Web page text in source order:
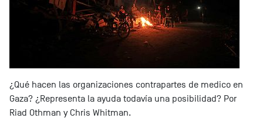
¿Qué hacen las organizaciones contrapartes de medico en
Gaza? ¿Representa la ayuda todavía una posibilidad? Por
Riad Othman y Chris Whitman.